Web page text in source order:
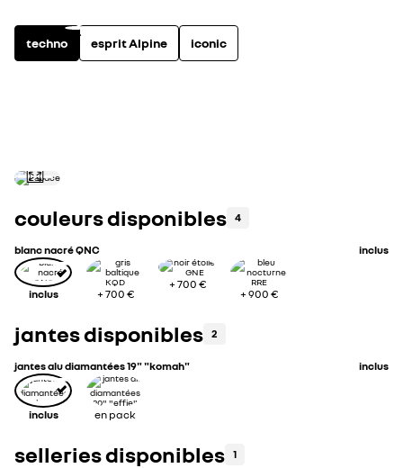
techno esprit Alpine iconic
couleurs disponibles 4
blanc nacré QNC inclus
inclus +700 €
+700 €
+900 €
jantes disponibles 2
jantes alu diamantées 19" "komah" inclus
inclus en pack
selleries disponibles 1